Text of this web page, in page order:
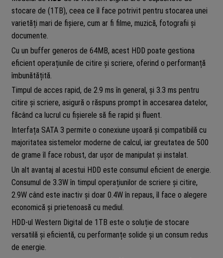
stocare de (1TB), ceea ce îl face potrivit pentru stocarea unei
varietăți mari de fișiere, cum ar fi filme, muzică, fotografii și
documente.
Cu un buffer generos de 64MB, acest HDD poate gestiona
eficient operațiunile de citire și scriere, oferind o performanță
îmbunătățită.
Timpul de acces rapid, de 2.9 ms în general, și 3.3 ms pentru
citire și scriere, asigură o răspuns prompt în accesarea datelor,
făcând ca lucrul cu fișierele să fie rapid și fluent.
Interfața SATA 3 permite o conexiune ușoară și compatibilă cu
majoritatea sistemelor moderne de calcul, iar greutatea de 500
de grame îl face robust, dar ușor de manipulat și instalat.
Un alt avantaj al acestui HDD este consumul eficient de energie.
Consumul de 3.3W în timpul operațiunilor de scriere și citire,
2.9W când este inactiv și doar 0.4W în repaus, îl face o alegere
economică și prietenoasă cu mediul.
HDD-ul Western Digital de 1TB este o soluție de stocare
versatilă și eficientă, cu performanțe solide și un consum redus
de energie.